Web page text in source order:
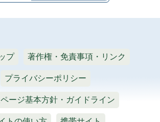
プ 著作権・免責事項・リンク
プライバシーポリシー
ージ基本方針・ガイドライン